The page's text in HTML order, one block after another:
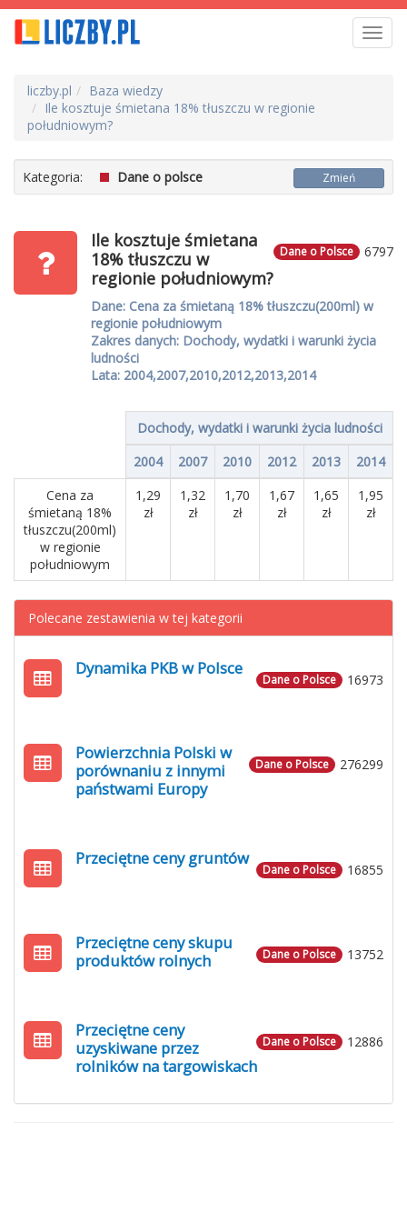
liczby.pl
Baza wiedzy
Ile kosztuje śmietana 18% tłuszczu w regionie
południowym?
Kategoria: Dane o polsce Zmień
6797
Dane o Polsce
Ile kosztuje śmietana
18% tłuszczu w
regionie południowym?
Dane: Cena za śmietaną 18% tłuszczu(200ml) w
regionie południowym
Zakres danych: Dochody, wydatki i warunki życia
ludności
Lata: 2004,2007,2010,2012,2013,2014
Dochody, wydatki i warunki życia ludności
2004
2007 2010 2012 2013
2014
Cena za
śmietaną 18%
tłuszczu(200ml)
w regionie
południowym
1,29
zł
1,32
zł
1,70
zł
1,67
zł
1,65
zł
1,95
zł
Polecane zestawienia w tej kategorii
16973
Dane o Polsce
Dynamika PKB w Polsce
276299
Dane o Polsce
Powierzchnia Polski w
porównaniu z innymi
państwami Europy
16855
Dane o Polsce
Przeciętne ceny gruntów
13752
Dane o Polsce
Przeciętne ceny skupu
produktów rolnych
12886
Dane o Polsce
Przeciętne ceny
uzyskiwane przez
rolników na targowiskach